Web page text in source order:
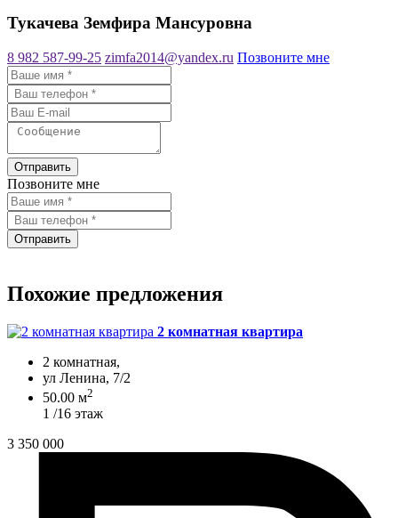
Тукачева Земфира Мансуровна
8 982 587-99-25 zimfa2014@yandex.ru Позвоните мне
Отправить
Позвоните мне
Отправить
Похожие предложения
2 комнатная квартира
2 комнатная,
ул Ленина, 7/2
50.00 м2
1 /16 этаж
3 350 000